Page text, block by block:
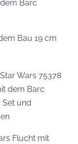
Bau 19 cm
Flucht mit